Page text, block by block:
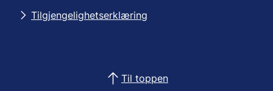
Tilgjengelighetserklæring
Til toppen